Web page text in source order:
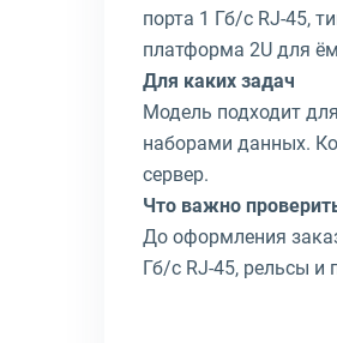
порта 1 Гб/с RJ-45,
платформа 2U для
Для каких задач
Модель подходит
наборами данных.
сервер.
Что важно
До оформления
Гб/с RJ-45, рельсы и